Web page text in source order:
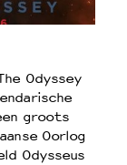
Odyssey
groots
Oorlog
Odysseus